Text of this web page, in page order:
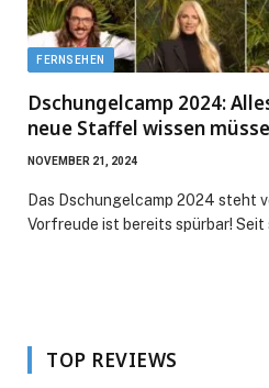
FERNSEHEN
Dschungelcamp 2024:
neue Staffel wissen
NOVEMBER 21, 2024
Das Dschungelcamp 2024 steht
Vorfreude ist bereits spürbar! Seit
TOP REVIEWS